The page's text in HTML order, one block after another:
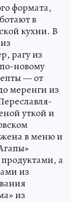
формата,
в
кухни. В
рагу из
новому
— от
меренги из
уткой и
в меню и
а
из
из